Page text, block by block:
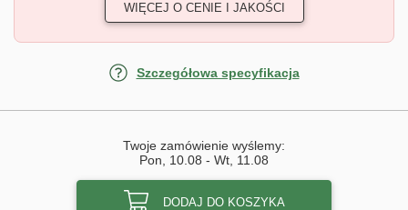
WIĘCEJ O CENIE I JAKOŚCI
Szczegółowa specyfikacja
Twoje zamówienie wyślemy:
Pon, 10.08 - Wt, 11.08
DODAJ DO KOSZYKA